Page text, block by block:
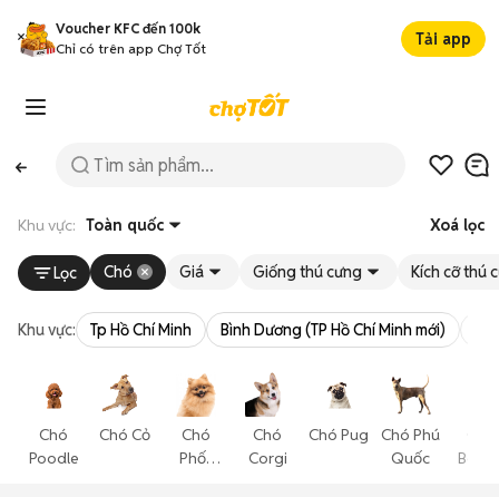
Voucher KFC đến 100k
Chỉ có trên app Chợ Tốt
Tải app
Khu vực: Toàn quốc Xoá lọc
Lọc Chó Giá Giống thú cưng Kích cỡ thú
Khu vực: Tp Hồ Chí Minh Bình Dương (TP Hồ Chí Minh mới)
Chó
Poodle
Chó Cỏ
Chó
Phốc
Chó
Corgi
Chó Pug
Chó Phú
Quốc